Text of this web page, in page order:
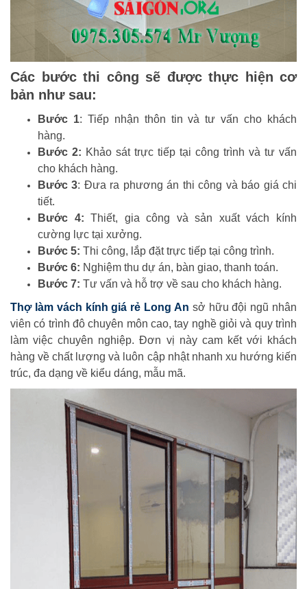
Các bước thi công sẽ được thực hiện cơ
bản như sau:
Bước 1: Tiếp nhận thôn tin và tư vấn cho khách
hàng.
Bước 2: Khảo sát trực tiếp tại công trình và tư vấn
cho khách hàng.
Bước 3: Đưa ra phương án thi công và báo giá chi
tiết.
Bước 4:Thiết, gia công và sản xuất vách kính
cường lực tại xưởng.
Bước 5: Thi công, lắp đặt trực tiếp tại công trình.
Bước 6: Nghiệm thu dự án, bàn giao, thanh toán.
Bước 7: Tư vấn và hỗ trợ về sau cho khách hàng.
Thợ làm vách kính giá rẻ Long An sở hữu đội ngũ nhân
viên có trình đô chuyên môn cao, tay nghề giỏi và quy trình
làm việc chuyên nghiệp. Đơn vị này cam kết với khách
hàng về chất lượng và luôn cập nhật nhanh xu hướng kiến
trúc, đa dạng về kiểu dáng, mẫu mã.